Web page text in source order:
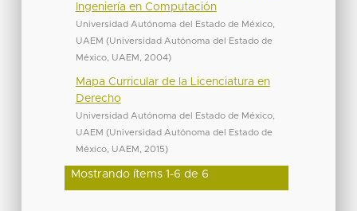
Ingeniería en Computación
Universidad Autónoma del Estado de México,
UAEM (Universidad Autónoma del Estado de
México, UAEM
2004)
Mapa Curricular de la Licenciatura en
Derecho
Universidad Autónoma del Estado de México,
UAEM (Universidad Autónoma del Estado de
México, UAEM
2015)
Mostrando ítems 1-6 de 6